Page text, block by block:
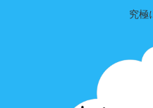
究極